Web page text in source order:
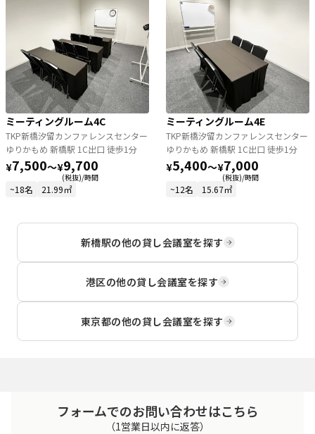
ミーティングルーム4C
TKP新橋汐留カンファレンスセンター
ゆりかもめ 新橋駅 1C出口 徒歩1分
¥7,500〜¥9,700
(税抜)/時間
~18名 21.99㎡
ミーティングルーム4E
TKP新橋汐留カンファレンスセンター
ゆりかもめ 新橋駅 1C出口 徒歩1分
¥5,400〜¥7,000
(税抜)/時間
~12名 15.67㎡
新橋駅の他の貸し会議室を探す
港区の他の貸し会議室を探す
東京都の他の貸し会議室を探す
フォームでのお問い合わせはこちら
（1営業日以内に返答）